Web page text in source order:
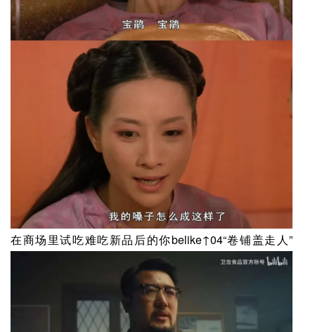
在商场里试吃难吃新品后的你belike↑04“卷铺盖走人”